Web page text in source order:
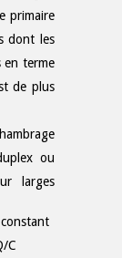
primaire
dont les
en terme
de plus
ou
larges
C